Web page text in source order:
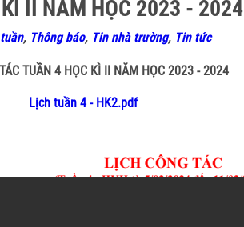
II NĂM HỌC 2023 - 2024
, Thông báo, Tin nhà trường, Tin tức
TUẦN 4 HỌC KÌ II NĂM HỌC 2023 - 2024
Lịch tuần 4 - HK2.pdf